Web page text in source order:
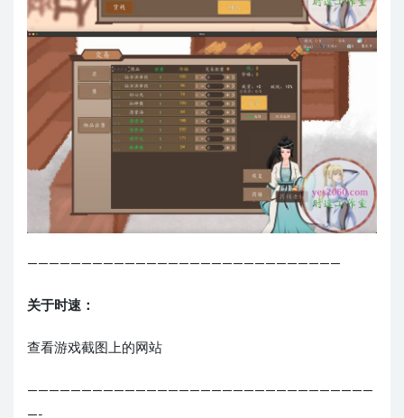
—————————————————————————————
关于时速：
查看游戏截图上的网站
————————————————————————————————
—-